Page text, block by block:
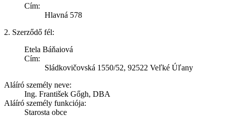
Cím:
Hlavná 578
2. Szerződő fél:
Etela Báňaiová
Cím:
Sládkovičovská 1550/52, 92522 Veľké Úľany
Aláíró személy neve:
Ing. František Gőgh, DBA
Aláíró személy funkciója:
Starosta obce